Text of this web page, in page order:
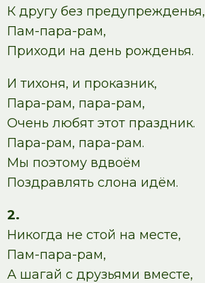
К другу без предупрежденья,
Пам-пара-рам,
Приходи на день рожденья.
И тихоня, и проказник,
Пара-рам, пара-рам,
Очень любят этот праздник.
Пара-рам, пара-рам.
Мы поэтому вдвоём
Поздравлять слона идём.
2.
Никогда не стой на месте,
Пам-пара-рам,
А шагай с друзьями вместе,